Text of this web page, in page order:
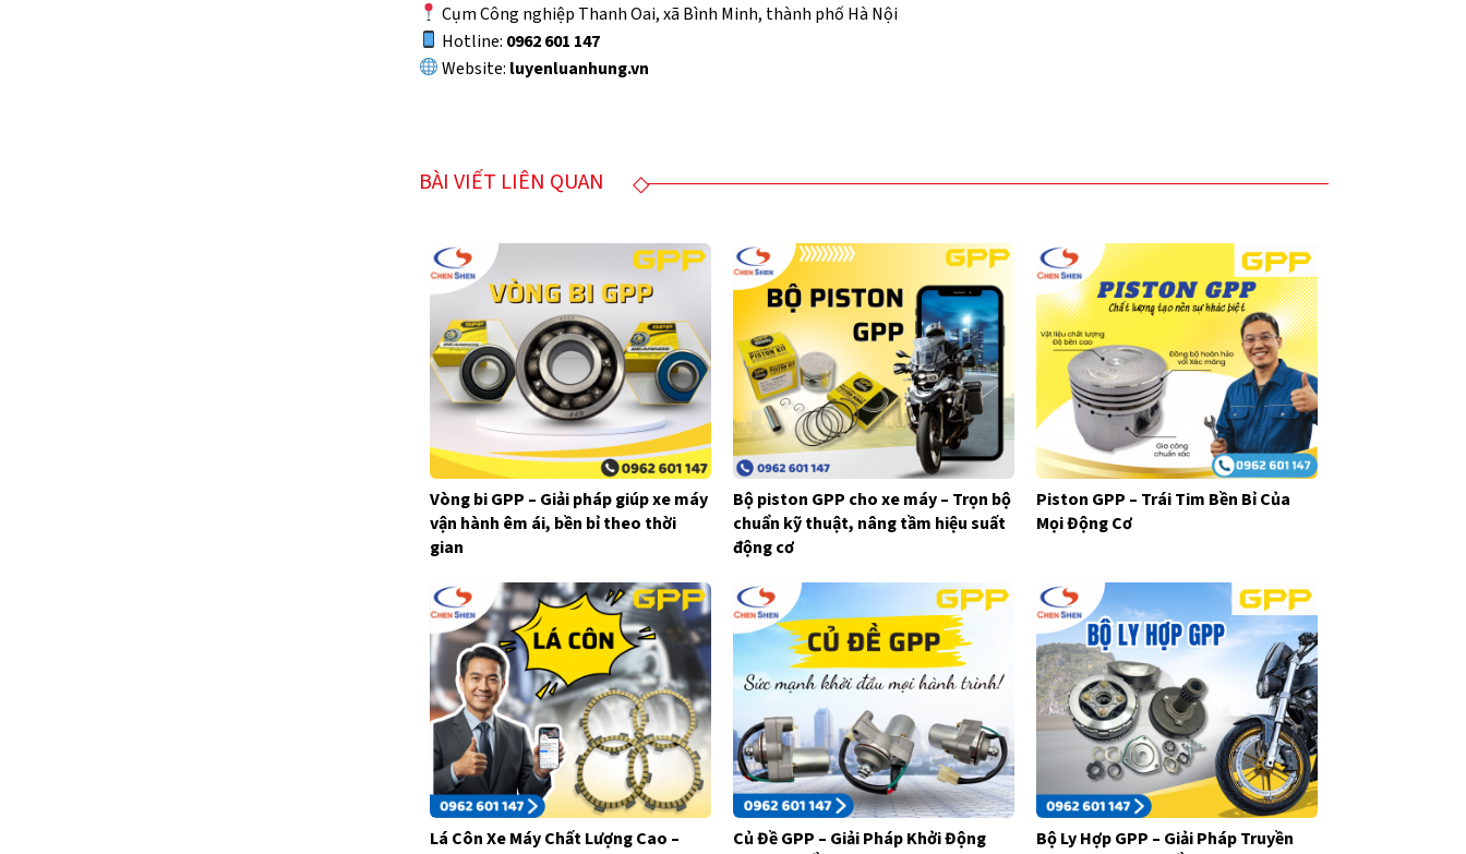
Cụm Công nghiệp Thanh Oai, xã Bình Minh, thành phố Hà Nội
Hotline: 0962 601 147
Website: luyenluanhung.vn
BÀI VIẾT LIÊN QUAN
Vòng bi GPP – Giải pháp giúp xe máy
vận hành êm ái, bền bỉ theo thời
gian
Bộ piston GPP cho xe máy – Trọn bộ
chuẩn kỹ thuật, nâng tầm hiệu suất
động cơ
Piston GPP – Trái Tim Bền Bỉ Của
Mọi Động Cơ
Lá Côn Xe Máy Chất Lượng Cao –
Củ Đề GPP – Giải Pháp Khởi Động
Bộ Ly Hợp GPP – Giải Pháp Truyền